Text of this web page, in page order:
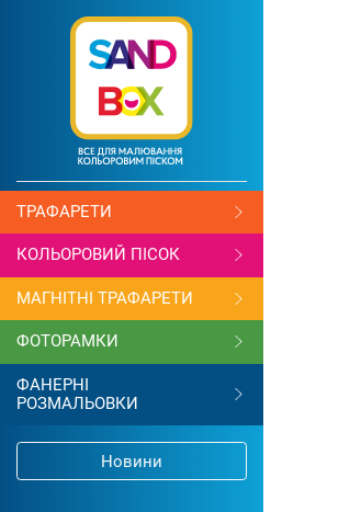
ТРАФАРЕТИ
КОЛЬОРОВИЙ ПІСОК
МАГНІТНІ ТРАФАРЕТИ
ФОТОРАМКИ
ФАНЕРНІ
РОЗМАЛЬОВКИ
Новини